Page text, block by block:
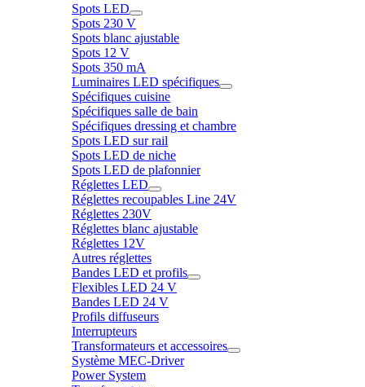
Spots LED
Spots 230 V
Spots blanc ajustable
Spots 12 V
Spots 350 mA
Luminaires LED spécifiques
Spécifiques cuisine
Spécifiques salle de bain
Spécifiques dressing et chambre
Spots LED sur rail
Spots LED de niche
Spots LED de plafonnier
Réglettes LED
Réglettes recoupables Line 24V
Réglettes 230V
Réglettes blanc ajustable
Réglettes 12V
Autres réglettes
Bandes LED et profils
Flexibles LED 24 V
Bandes LED 24 V
Profils diffuseurs
Interrupteurs
Transformateurs et accessoires
Système MEC-Driver
Power System